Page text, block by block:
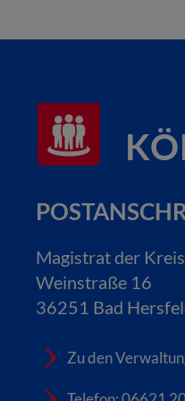
Magistrat der
Weinstraße 16
36251 Bad
Zu den